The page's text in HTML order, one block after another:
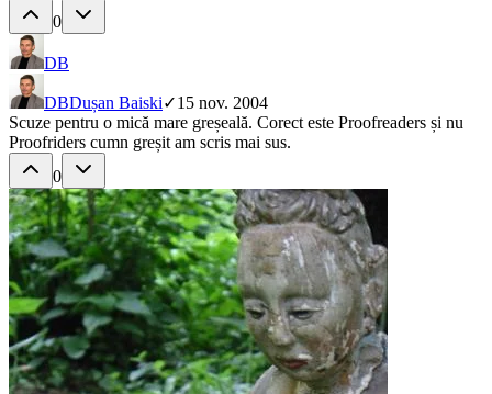
0
DB
DBDușan Baiski✓15 nov. 2004
Scuze pentru o mică mare greșeală. Corect este Proofreaders și nu
Proofriders cumn greșit am scris mai sus.
0